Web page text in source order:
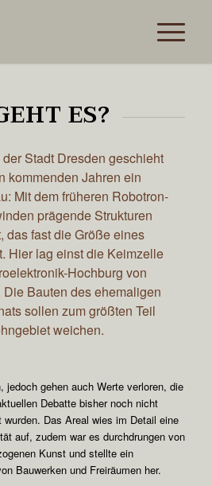
ES?
Stadt Dresden geschieht
kommenden Jahren ein
Mit dem früheren Robotron-
prägende Strukturen
das fast die Größe eines
Hier lag einst die Keimzelle
Hochburg von
Die Bauten des ehemaligen
sollen zum größten Teil
weichen.
jedoch gehen auch Werte verloren, die
Debatte bisher noch nicht
Das Areal wies im Detail eine
auf, zudem war es durchdrungen von
Kunst und stellte ein
Bauwerken und Freiräumen her.